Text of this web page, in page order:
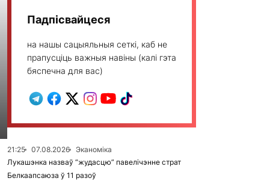
Падпісвайцеся
на нашы сацыяльныя сеткі, каб не
прапусціць важныя навіны (калі гэта
бяспечна для вас)
21:25 07.08.2026
Эканоміка
Лукашэнка назваў “жудасцю” павелічэнне страт
Белкаапсаюза ў 11 разоў